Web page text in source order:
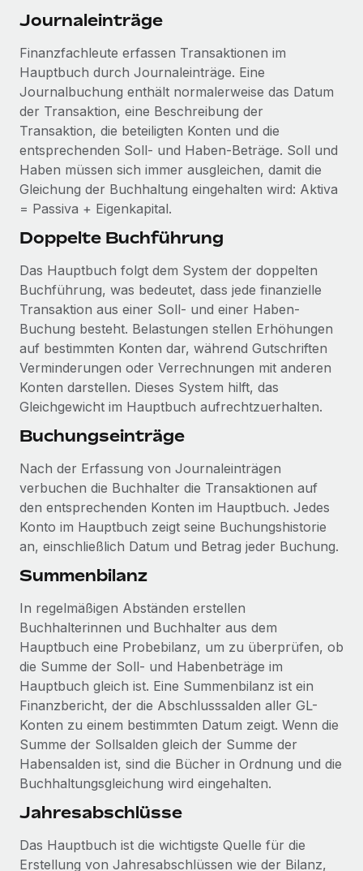
Globale Bereitstellung und Verfolgung von IT-
Geräten
Gründung von Niederlassungen
Schnelle, rechtssichere Gründung von
Niederlassungen
Mobilität und Relocation
Mühelose Relocation von Mitarbeiter:innen
Benefits
Mühelose Verwaltung von Benefits
Weaviate auf einen Blick Weaviate entwickelt KI-basierte
Open-Source-Infrastrukturen. Das...
Mehr erfahren
Strategische Partnerschaft zwischen
Reverse Tech und Remote für Contractor
Management und Payroll
Reverse Tech auf einen Blick Das Gesundheits- und
Wellness-Startup Reverse Tech hat das globale...
Mehr erfahren
EOR und PEO
Contractor Management
Steuern
Den Blog erkunden
Gusto und Zero und Contractor Management
Plus
Auch im neuen Jahr wollen wir bei Remote Unternehmen
aller Größen dabei unterstützen, die beste...
Mehr erfahren
mit Remote verwaltet
Phiture ist der unumstrittene Marktführer im Bereich der
Wachstumsberatung für mobile Apps. Das...
Mehr erfahren
Journaleinträge
Finanzfachleute erfassen Transaktionen im
Hauptbuch durch Journaleinträge. Eine
Journalbuchung enthält normalerweise das Datum
der Transaktion, eine Beschreibung der
Transaktion, die beteiligten Konten und die
entsprechenden Soll- und Haben-Beträge. Soll und
Haben müssen sich immer ausgleichen, damit die
Gleichung der Buchhaltung eingehalten wird: Aktiva
= Passiva + Eigenkapital.
Doppelte Buchführung
Das Hauptbuch folgt dem System der doppelten
Buchführung, was bedeutet, dass jede finanzielle
Transaktion aus einer Soll- und einer Haben-
Buchung besteht. Belastungen stellen Erhöhungen
auf bestimmten Konten dar, während Gutschriften
Verminderungen oder Verrechnungen mit anderen
Konten darstellen. Dieses System hilft, das
Gleichgewicht im Hauptbuch aufrechtzuerhalten.
Buchungseinträge
Nach der Erfassung von Journaleinträgen
verbuchen die Buchhalter die Transaktionen auf
den entsprechenden Konten im Hauptbuch. Jedes
Konto im Hauptbuch zeigt seine Buchungshistorie
an, einschließlich Datum und Betrag jeder Buchung.
Summenbilanz
In regelmäßigen Abständen erstellen
Buchhalterinnen und Buchhalter aus dem
Hauptbuch eine Probebilanz, um zu überprüfen, ob
die Summe der Soll- und Habenbeträge im
Hauptbuch gleich ist. Eine Summenbilanz ist ein
Finanzbericht, der die Abschlusssalden aller GL-
Konten zu einem bestimmten Datum zeigt. Wenn die
Summe der Sollsalden gleich der Summe der
Habensalden ist, sind die Bücher in Ordnung und die
Buchhaltungsgleichung wird eingehalten.
Jahresabschlüsse
Das Hauptbuch ist die wichtigste Quelle für die
Erstellung von Jahresabschlüssen wie der Bilanz,